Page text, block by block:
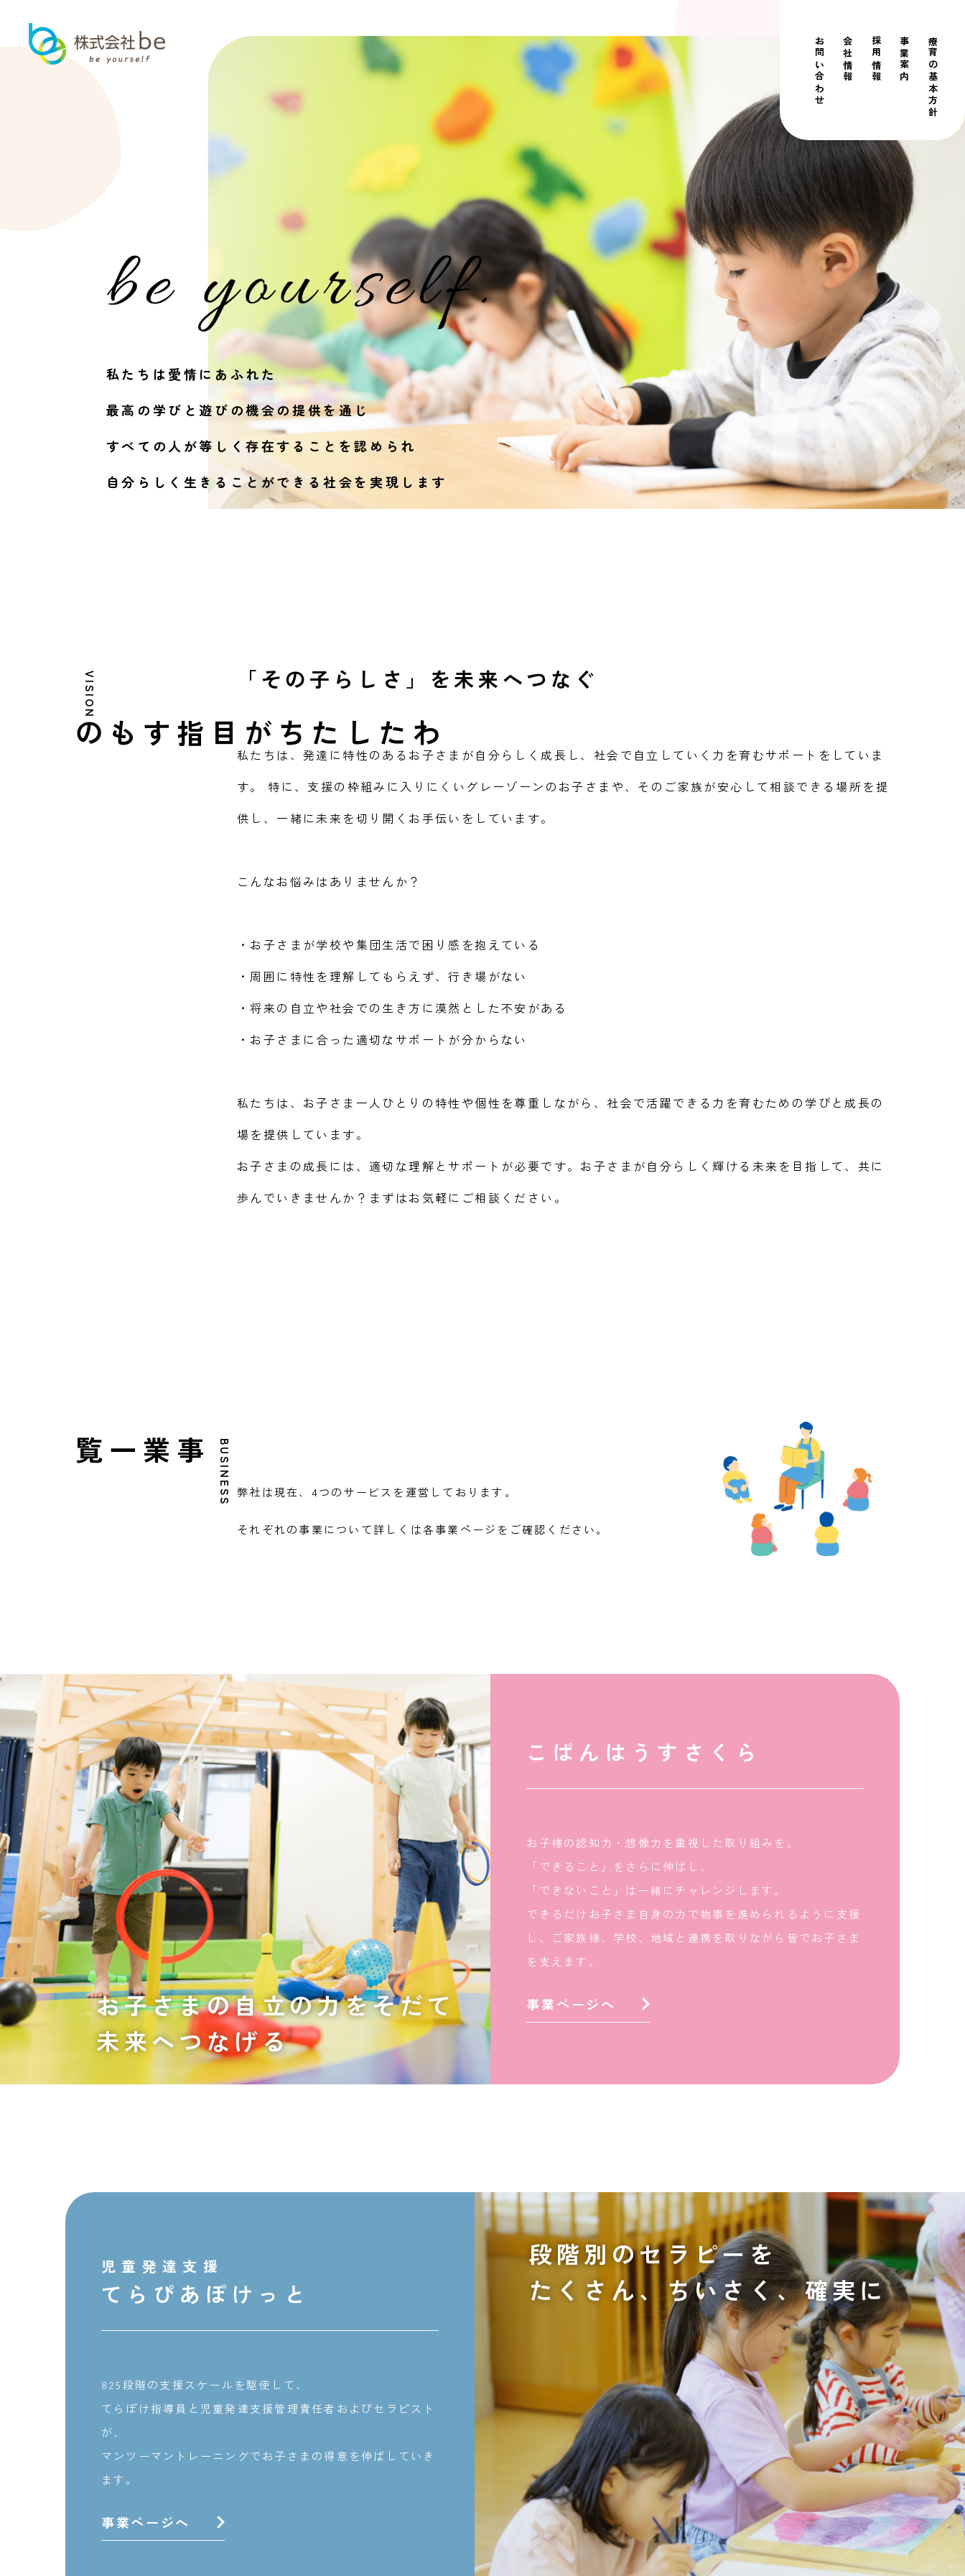
お問い合わせ 会社情報 採用情報 事業案内 療育の基本方針
私たちは愛情にあふれた
最高の学びと遊びの機会の提供を通じ
すべての人が等しく存在することを認められ
自分らしく生きることができる社会を 実現します
VISION
わたしたちが
目指すもの
「その子らしさ」を未来へつなぐ
私たちは、発達に特性のあるお子さまが自分らしく成長し、社会で自立していく力を育むサポートをしていま
す。 特に、支援の枠組みに入りにくいグレーゾーンのお子さまや、そのご家族が安心して相談できる場所を提
供し、一緒に未来を切り開くお手伝いをしています。
こんなお悩みはありませんか？
・お子さまが学校や集団生活で困り感を抱えている
・周囲に特性を理解してもらえず、行き場がない
・将来の自立や社会での生き方に漠然とした不安がある
・お子さまに合った適切なサポートが分からない
私たちは、お子さま一人ひとりの特性や個性を尊重しながら、社会で活躍できる力を育むための学びと成長の
場を提供しています。
お子さまの成長には、適切な理解とサポートが必要です。お子さまが自分らしく輝ける未来を目指して、共に
歩んでいきませんか？まずはお気軽にご相談ください。
BUSINESS
事業一覧
弊社は現在、4つのサービスを運営しております。
それぞれの事業について詳しくは各事業ページをご確認ください。
お子さまの自立の力をそだて
未来へつなげる
こぱんはうすさくら
お子様の認知力・想像力を重視した取り組みを。
「できること」をさらに伸ばし、
「できないこと」は一緒にチャレンジします。
できるだけお子さま自身の力で物事を進められるように支援
し、ご家族様、学校、地域と連携を取りながら皆でお子さま
を支えます。
事業ページへ
段階別のセラピーを
たくさん、ちいさく、確実に
児童発達支援
てらぴあぽけっと
825段階の支援スケールを駆使して、
てらぽけ指導員と児童発達支援管理責任者およびセラピスト
が、
マンツーマントレーニングでお子さまの得意を伸ばしていき
ます。
事業ページへ